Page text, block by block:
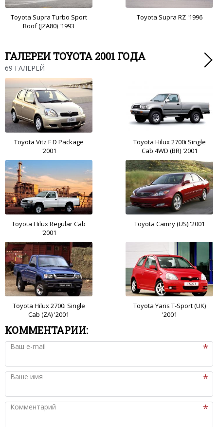
Toyota Supra Turbo Sport
Roof (JZA80) '1993
Toyota Supra RZ '1996
ГАЛЕРЕИ TOYOTA 2001 ГОДА
69 ГАЛЕРЕЙ
Toyota Vitz F D Package
'2001
Toyota Hilux 2700i Single
Cab 4WD (BR) '2001
Toyota Hilux Regular Cab
'2001
Toyota Camry (US) '2001
Toyota Hilux 2700i Single
Cab (ZA) '2001
Toyota Yaris T-Sport (UK)
'2001
КОММЕНТАРИИ:
Ваш e-mail
Ваше имя
Комментарий